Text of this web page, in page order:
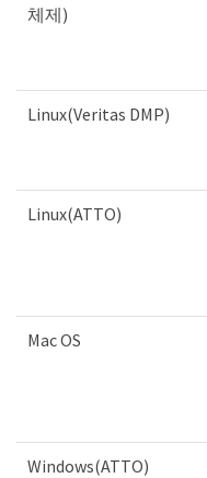
체제)
Linux(Veritas DMP)
Linux(ATTO)
Mac OS
Windows(ATTO)